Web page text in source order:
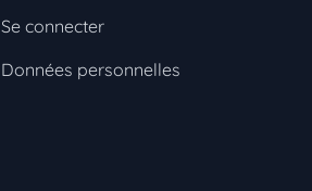
Se connecter
Données personnelles